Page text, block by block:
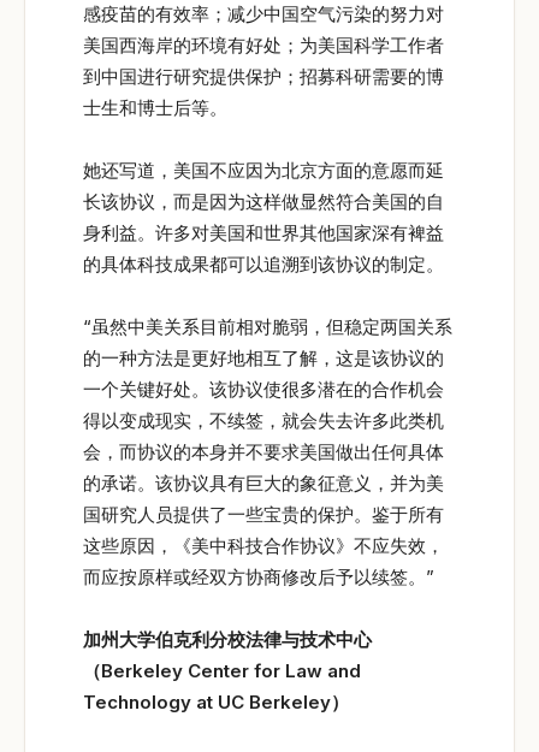
感疫苗的有效率；减少中国空气污染的努力对
美国西海岸的环境有好处；为美国科学工作者
到中国进行研究提供保护；招募科研需要的博
士生和博士后等。
她还写道，美国不应因为北京方面的意愿而延
长该协议，而是因为这样做显然符合美国的自
身利益。许多对美国和世界其他国家深有裨益
的具体科技成果都可以追溯到该协议的制定。
“虽然中美关系目前相对脆弱，但稳定两国关系
的一种方法是更好地相互了解，这是该协议的
一个关键好处。该协议使很多潜在的合作机会
得以变成现实，不续签，就会失去许多此类机
会，而协议的本身并不要求美国做出任何具体
的承诺。该协议具有巨大的象征意义，并为美
国研究人员提供了一些宝贵的保护。鉴于所有
这些原因，《美中科技合作协议》不应失效，
而应按原样或经双方协商修改后予以续签。”
加州大学伯克利分校法律与技术中心
（Berkeley Center for Law and
Technology at UC Berkeley）